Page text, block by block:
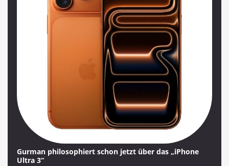
Gurman philosophiert schon jetzt über das „iPhone
Ultra 3“